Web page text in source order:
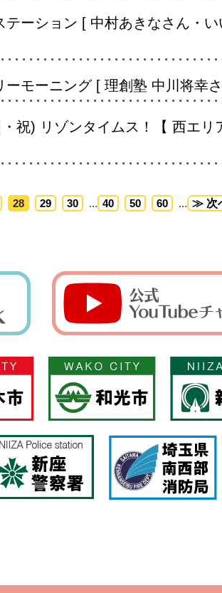
テーション [ 中村あきなさん・い
ーモーニング [ 理創塾 中川将幸
祝) リゾンタイムス！【 西エリ
28 29 30 ... 40 50 60 ... ≫ 次